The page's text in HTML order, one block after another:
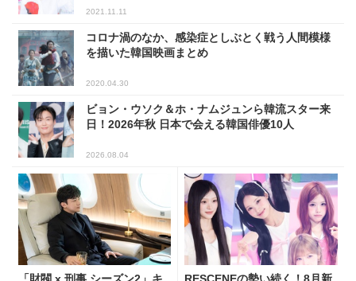
2021.11.11
コロナ渦のなか、感染症としぶとく戦う人間模様
を描いた韓国映画まとめ
2020.04.30
ビョン・ウソク＆ホ・ナムジュンら韓流スター来
日！2026年秋 日本で会える韓国俳優10人
2026.08.04